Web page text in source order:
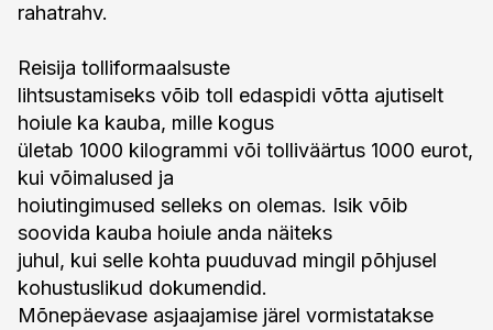
rahatrahv.
Reisija tolliformaalsuste
lihtsustamiseks võib toll edaspidi võtta ajutiselt
hoiule ka kauba, mille kogus
ületab 1000 kilogrammi või tolliväärtus 1000 eurot,
kui võimalused ja
hoiutingimused selleks on olemas. Isik võib
soovida kauba hoiule anda näiteks
juhul, kui selle kohta puuduvad mingil põhjusel
kohustuslikud dokumendid.
Mõnepäevase asjaajamise järel vormistatakse